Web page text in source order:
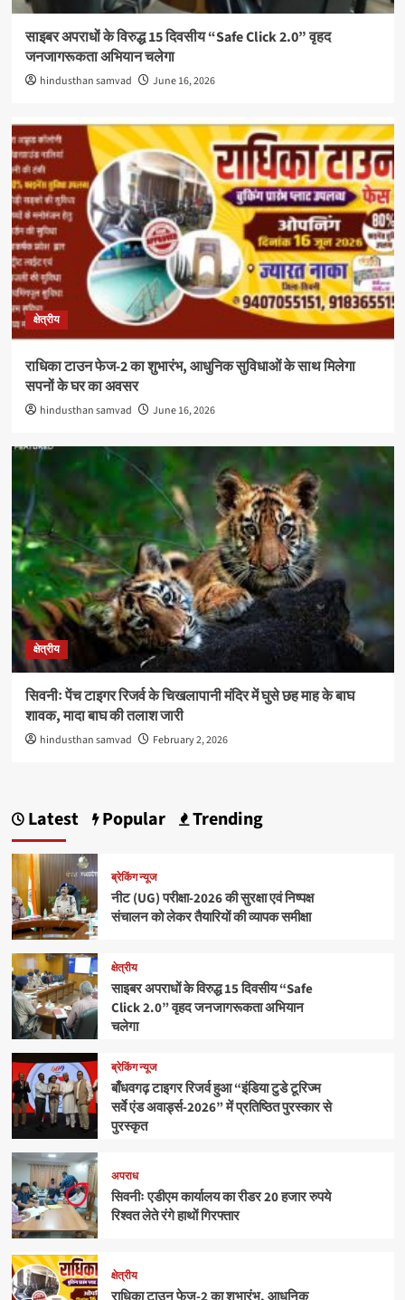
साइबर अपराधों के विरुद्ध 15 दिवसीय “Safe Click 2.0” वृहद
जनजागरूकता अभियान चलेगा
hindusthan samvad June 16, 2026
क्षेत्रीय
राधिका टाउन फेज-2 का शुभारंभ, आधुनिक सुविधाओं के साथ मिलेगा
सपनों के घर का अवसर
hindusthan samvad June 16, 2026
क्षेत्रीय
सिवनीः पेंच टाइगर रिजर्व के चिखलापानी मंदिर में घुसे छह माह के बाघ
शावक, मादा बाघ की तलाश जारी
hindusthan samvad February 2, 2026
Latest Popular Trending
ब्रेकिंग न्यूज
नीट (UG) परीक्षा-2026 की सुरक्षा एवं निष्पक्ष
संचालन को लेकर तैयारियों की व्यापक समीक्षा
क्षेत्रीय
साइबर अपराधों के विरुद्ध 15 दिवसीय “Safe
Click 2.0” वृहद जनजागरूकता अभियान
चलेगा
ब्रेकिंग न्यूज
बाँधवगढ़ टाइगर रिजर्व हुआ “इंडिया टुडे टूरिज्म
सर्वे एंड अवार्ड्स-2026” में प्रतिष्ठित पुरस्कार से
पुरस्कृत
अपराध
सिवनीः एडीएम कार्यालय का रीडर 20 हजार रुपये
रिश्वत लेते रंगे हाथों गिरफ्तार
क्षेत्रीय